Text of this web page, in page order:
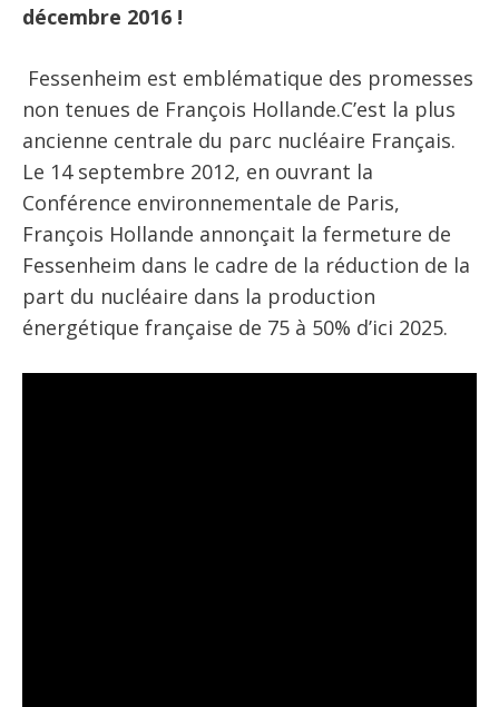
décembre 2016 !
Fessenheim est emblématique des promesses
non tenues de François Hollande.C’est la plus
ancienne centrale du parc nucléaire Français.
Le 14 septembre 2012, en ouvrant la
Conférence environnementale de Paris,
François Hollande annonçait la fermeture de
Fessenheim dans le cadre de la réduction de la
part du nucléaire dans la production
énergétique française de 75 à 50% d’ici 2025.